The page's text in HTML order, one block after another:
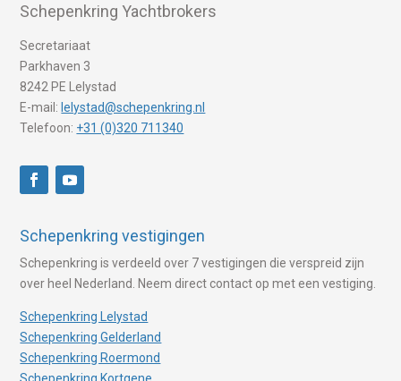
Schepenkring Yachtbrokers
Secretariaat
Parkhaven 3
8242 PE Lelystad
E-mail: lelystad@schepenkring.nl
Telefoon: +31 (0)320 711340
Schepenkring vestigingen
Schepenkring is verdeeld over 7 vestigingen die verspreid zijn
over heel Nederland. Neem direct contact op met een vestiging.
Schepenkring Lelystad
Schepenkring Gelderland
Schepenkring Roermond